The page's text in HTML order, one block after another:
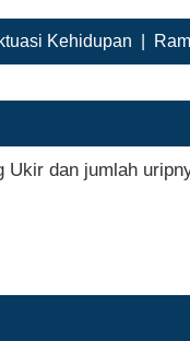
Kehidupan
Ukir dan jumlah